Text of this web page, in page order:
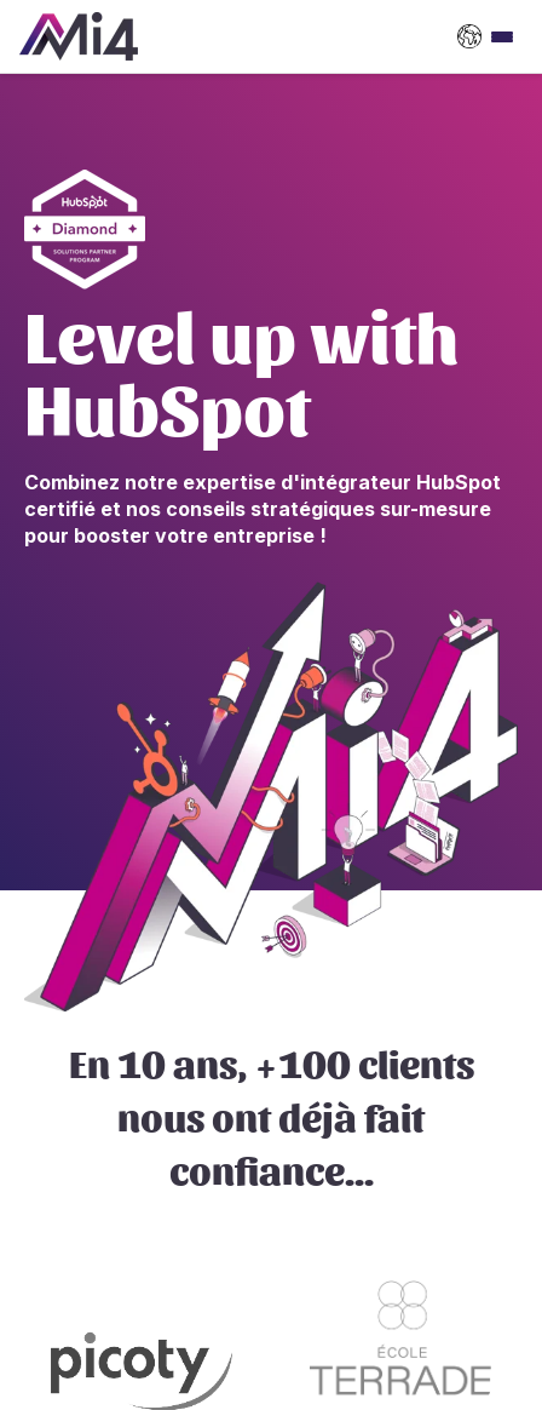
Level up with
HubSpot
Combinez notre expertise d'intégrateur HubSpot
certifié et nos conseils stratégiques sur-mesure
pour booster votre entreprise !
En 10 ans, +100 clients
nous ont déjà fait
confiance...